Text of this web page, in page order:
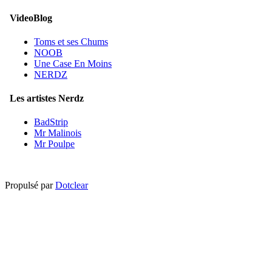
VideoBlog
Toms et ses Chums
NOOB
Une Case En Moins
NERDZ
Les artistes Nerdz
BadStrip
Mr Malinois
Mr Poulpe
Propulsé parDotclear